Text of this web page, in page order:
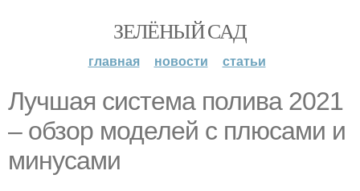
ЗЕЛЁНЫЙ САД
главная новости статьи
Лучшая система полива 2021
– обзор моделей с плюсами и
минусами